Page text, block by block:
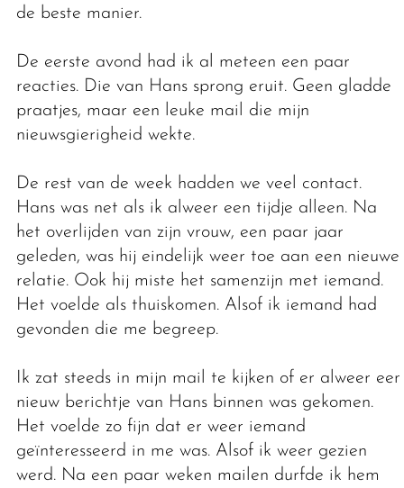
de beste manier.
De eerste avond had ik al meteen een paar
reacties. Die van Hans sprong eruit. Geen gladde
praatjes, maar een leuke mail die mijn
nieuwsgierigheid wekte.
De rest van de week hadden we veel contact.
Hans was net als ik alweer een tijdje alleen. Na
het overlijden van zijn vrouw, een paar jaar
geleden, was hij eindelijk weer toe aan een nieuwe
relatie. Ook hij miste het samenzijn met iemand.
Het voelde als thuiskomen. Alsof ik iemand had
gevonden die me begreep.
Ik zat steeds in mijn mail te kijken of er alweer een
nieuw berichtje van Hans binnen was gekomen.
Het voelde zo fijn dat er weer iemand
geïnteresseerd in me was. Alsof ik weer gezien
werd. Na een paar weken mailen durfde ik hem